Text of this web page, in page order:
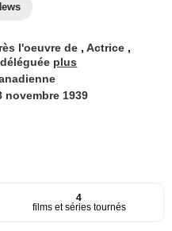
l'oeuvre de ,Actrice ,
plus
novembre 1939
4
films et séries tournés